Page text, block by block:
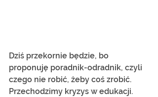
Dziś przekornie będzie, bo
proponuję poradnik-odradnik, czyli
czego nie robić, żeby coś zrobić.
Przechodzimy kryzys w edukacji.